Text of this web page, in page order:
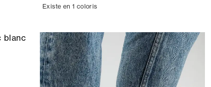
Existe en 1 coloris